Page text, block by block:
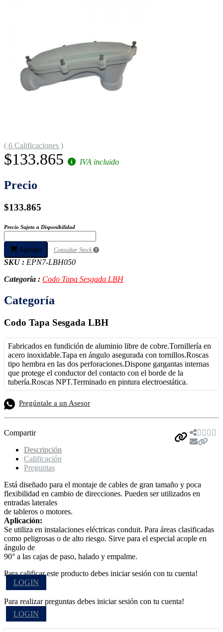
( 6 Calificaciones )
$133.865 IVA incluido
Precio
$133.865
Precio Sujeto a Disponibilidad
Agregar Consultar Stock
SKU : EPN7-LBH050
Categoría : Codo Tapa Sesgada LBH
Categoría
Codo Tapa Sesgada LBH
Fabricados en fundición de aluminio libre de cobre.Tornillería en
acero inoxidable.Tapa en ángulo asegurada con tornillos.Roscas
tipo hembra en las dos perforaciones.Dispone gargantas internas
que protege el conductor del contacto con el borde de la
tubería.Roscas NPT.Terminado en pintura electroestática.
Pregúntale a un Asesor
Compartir
Descripción
Calificación
Preguntas
Está diseñado para el montaje de cables de gran tamaño y poca
flexibilidad en cambio de direcciones. Pueden ser utilizados en
entradas laterales
de tableros o motores.
Aplicación:
Se utiliza en instalaciones eléctricas conduit. Para áreas clasificadas
como peligrosas o de alto riesgo. Sirve para el especial acople en
ángulo de
90° a las cajas de paso, halado y empalme.
Para calificar este producto debes iniciar sesión con tu cuenta!
LOGIN
Para realizar preguntas debes iniciar sesión con tu cuenta!
LOGIN